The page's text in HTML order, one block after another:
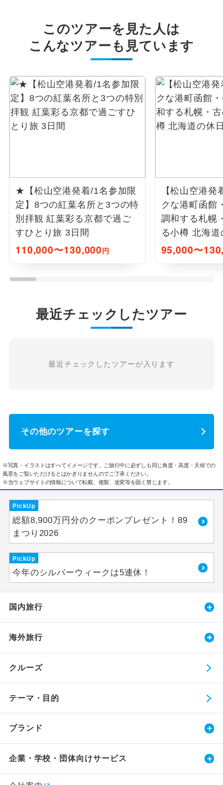
このツアーを見た人は
こんなツアーも見ています
★【松山空港発着/1名参加限
定】8つの紅葉名所と3つの特
別拝観 紅葉彩る京都で過ご
すひとり旅 3日間
110,000〜130,000円
【松山空港発
クな港町函館
調和する札幌
る小樽 北海
95,000〜
最近チェックしたツアー
最近チェックしたツアーが入ります
その他のツアーを探す
※写真・イラストはすべてイメージです。ご旅行中に必ずしも同じ角度・高度・天候での
風景をご覧いただけるとはかぎりませんのでご了承ください。
※当ウェブサイトの情報について転載、複製、改変等を固く禁じます。
PickUp
総額8,900万円分のクーポンプレゼント！89
まつり2026
PickUp
今年のシルバーウィークは5連休！
国内旅行
海外旅行
クルーズ
テーマ・目的
ブランド
企業・学校・団体向けサービス